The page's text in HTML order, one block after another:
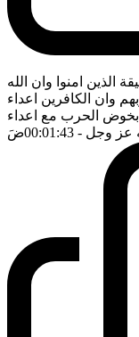
الذين امنوا وان الله
وان الكافرين اعداء
بخوض الحرب مع اعداء
عز وجل - 00:01:43 ضَ